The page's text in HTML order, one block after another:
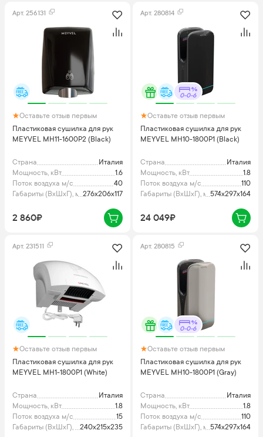
Арт. 256131
Оставьте отзыв первым
Пластиковая сушилка для рук
MEYVEL MH11-1600P2 (Black)
Страна
Италия
Мощность, кВт
1.6
Поток воздуха м/с
40
Габариты (ВхШхГ), мм276x206x117
2 860₽
Арт. 280814
0-0-6
Оставьте отзыв первым
Пластиковая сушилка для рук
MEYVEL MH10-1800P1 (Black)
Страна
Италия
Мощность, кВт
1.8
Поток воздуха м/с
110
Габариты (ВхШхГ), мм574x297x164
24 049₽
Арт. 231511
Оставьте отзыв первым
Пластиковая сушилка для рук
MEYVEL MH1-1800P1 (White)
Страна
Италия
Мощность, кВт
1.8
Поток воздуха м/с
15
Габариты (ВхШхГ), мм240x215x235
Арт. 280815
0-0-6
Оставьте отзыв первым
Пластиковая сушилка для рук
MEYVEL MH10-1800P1 (Gray)
Страна
Италия
Мощность, кВт
1.8
Поток воздуха м/с
110
Габариты (ВхШхГ), мм574x297x164